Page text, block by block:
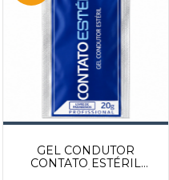
GEL CONDUTOR
CONTATO ESTÉRIL